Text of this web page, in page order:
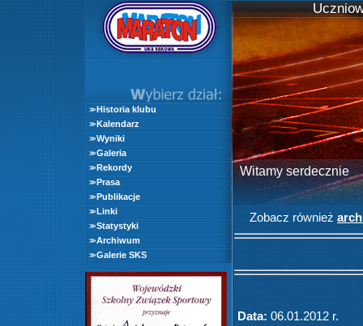
>>Historia klubu
>>Kalendarz
>>Wyniki
>>Galeria
>>Rekordy
>>Prasa
>>Publikacje
>>Linki
>>Statystyki
>>Archiwum
>>Galerie SKS
Witamy serdecznie
Zobacz również
Data: 06.01.2012 r.